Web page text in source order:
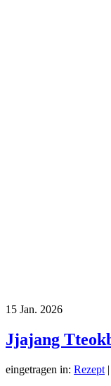
15 Jan. 2026
Jjajang
eingetragen in: Rezept |